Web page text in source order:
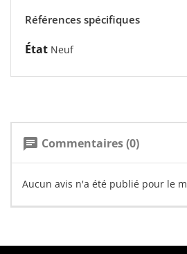
Références spécifiques
État Neuf
chat Commentaires (0)
Aucun avis n'a été publié pour le